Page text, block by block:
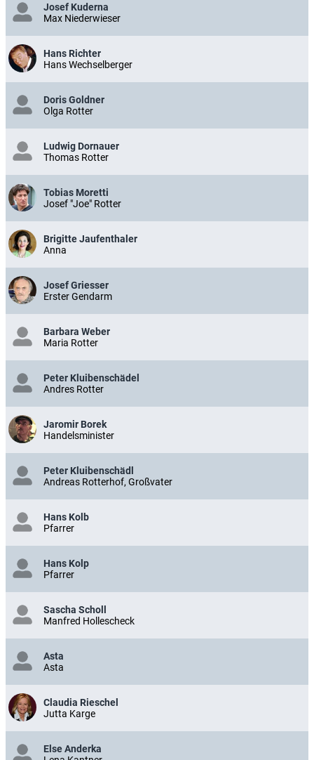
Josef Kuderna
Max Niederwieser
Hans Richter
Hans Wechselberger
Doris Goldner
Olga Rotter
Ludwig Dornauer
Thomas Rotter
Tobias Moretti
Josef "Joe" Rotter
Brigitte Jaufenthaler
Anna
Josef Griesser
Erster Gendarm
Barbara Weber
Maria Rotter
Peter Kluibenschädel
Andres Rotter
Jaromir Borek
Handelsminister
Peter Kluibenschädl
Andreas Rotterhof, Großvater
Hans Kolb
Pfarrer
Hans Kolp
Pfarrer
Sascha Scholl
Manfred Hollescheck
Asta
Asta
Claudia Rieschel
Jutta Karge
Else Anderka